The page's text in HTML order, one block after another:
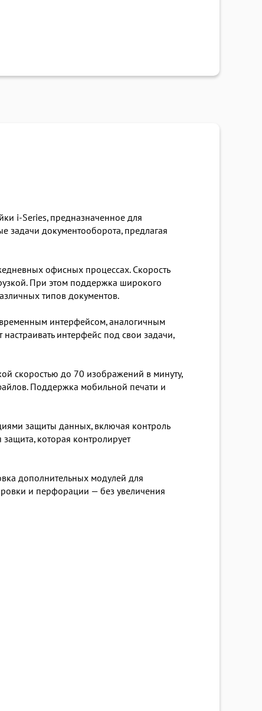
i-Series, предназначенное для
задачи документооборота, предлагая
офисных процессах. Скорость
При этом поддержка широкого
типов документов.
интерфейсом, аналогичным
интерфейс под свои задачи,
скоростью до 70 изображений в минуту,
Поддержка мобильной печати и
защиты данных, включая контроль
которая контролирует
дополнительных модулей для
и перфорации — без увеличения